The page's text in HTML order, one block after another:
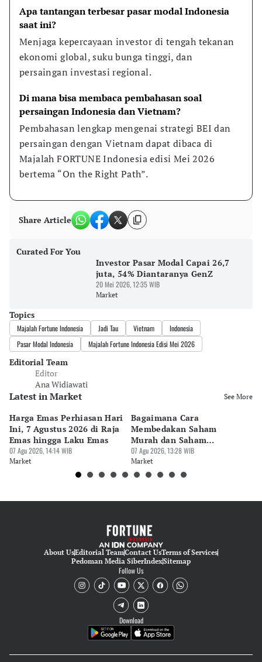
Apa tantangan terbesar pasar modal Indonesia
saat ini?
Menjaga kepercayaan investor di tengah tekanan
ekonomi global, suku bunga tinggi, dan
persaingan investasi regional.
Di mana bisa membaca pembahasan soal
persaingan Indonesia dan Vietnam?
Pembahasan lengkap mengenai strategi BEI dan
persaingan dengan Vietnam dapat dibaca di
Majalah FORTUNE Indonesia edisi Mei 2026
bertema “On the Right Path”.
Share Article
Curated For You
Investor Pasar Modal Capai 26,7
juta, 54% Diantaranya GenZ
20 Mei 2026, 12:35 WIB
Market
Topics
Majalah Fortune Indonesia Jadi Tau Vietnam
Indonesia
Pasar Modal Indonesia
Majalah Fortune Indonesia Edisi Mei 2026
Editorial Team
Editor
Ana Widiawati
Latest in Market See More
Harga Emas Perhiasan Hari
Ini, 7 Agustus 2026 di Raja
Emas hingga Laku Emas
07 Agu 2026, 14:14 WIB
Market
Bagaimana Cara
Membedakan Saham
Murah dan Saham
Berkualitas?
07 Agu 2026, 13:28 WIB
Market
About UsEditorial TeamContact UsTerms of Services
Pedoman Media SiberIndexSitemap
Follow Us
Download